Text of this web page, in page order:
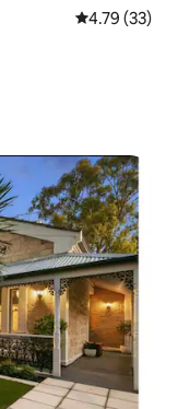
Calificación
4.79 (33)